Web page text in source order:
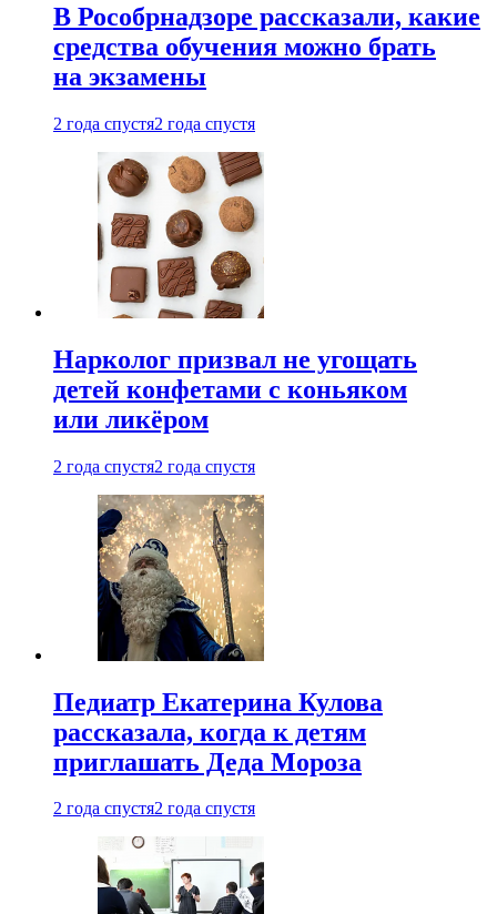
В Рособрнадзоре рассказали, какие
средства обучения можно брать
на экзамены
2 года спустя2 года спустя
Нарколог призвал не угощать
детей конфетами с коньяком
или ликёром
2 года спустя2 года спустя
Педиатр Екатерина Кулова
рассказала, когда к детям
приглашать Деда Мороза
2 года спустя2 года спустя